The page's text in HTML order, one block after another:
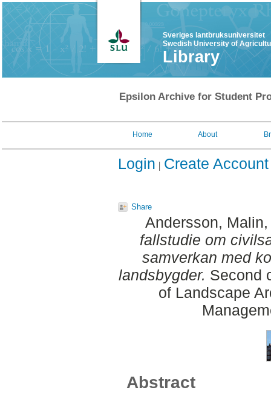
Sveriges lantbruksuniversitet
Swedish University of
Library
Epsilon Archive for Student
Home About
Login Create Account
Share
Andersson, Malin
fallstudie om
samverkan med
landsbygder. Second
of Landscape
Abstract